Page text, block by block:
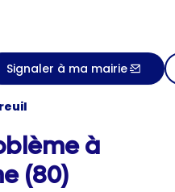
Signaler à ma mairie
à
(80)